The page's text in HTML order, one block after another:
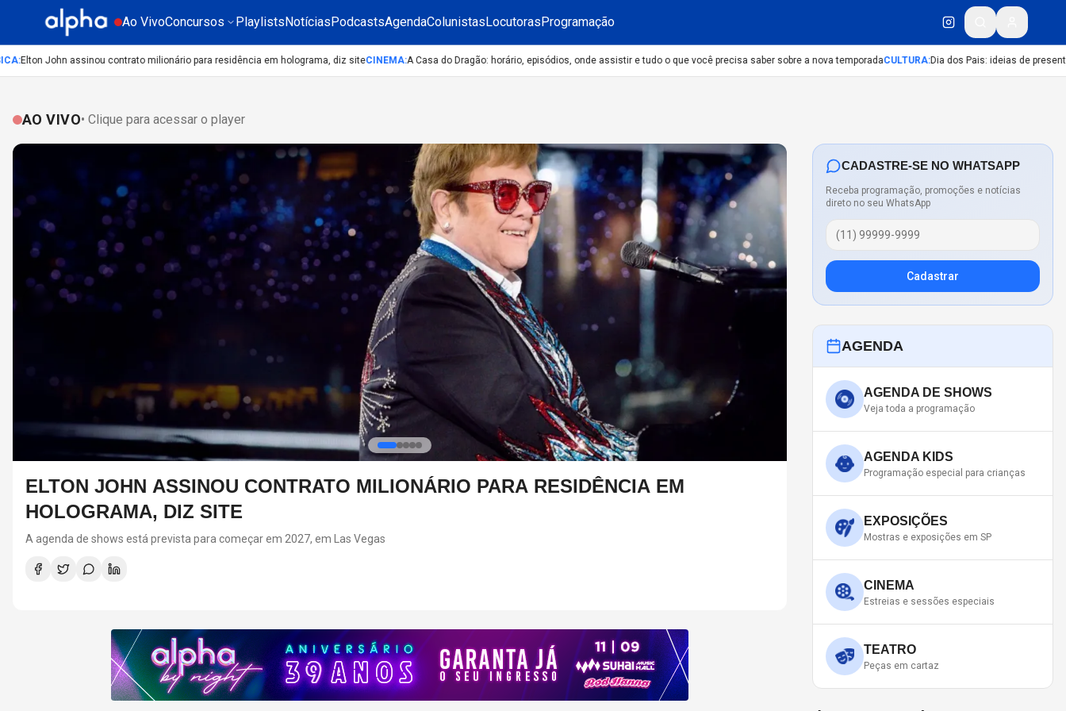
Ao VivoConcursos PlaylistsNotíciasPodcastsAgendaColunistasLocutorasProgramação
Elton John assinou contrato milionário para residência em holograma, diz siteCINEMA:A Casa do Dragão: horário, episódios, onde assistir e tudo o que você precisa saber sobre a nova temporadaCULTURA:Dia dos Pais: ideias de presentes
AO VIVO• Clique para acessar o player
ELTON JOHN ASSINOU CONTRATO MILIONÁRIO PARA RESIDÊNCIA EM
HOLOGRAMA, DIZ SITE
A agenda de shows está prevista para começar em 2027, em Las Vegas
NEIL PEART, DO RUSH,
PARTICIPAÇÃO DE CHAD
O saudoso baterista faleceu em janeiro de 2020
CADASTRE-SE NO WHATSAPP
Receba programação, promoções e notícias
direto no seu WhatsApp
Cadastrar
AGENDA
AGENDA DE SHOWS
Veja toda a programação
AGENDA KIDS
Programação especial para crianças
EXPOSIÇÕES
Mostras e exposições em SP
CINEMA
Estreias e sessões especiais
TEATRO
Peças em cartaz